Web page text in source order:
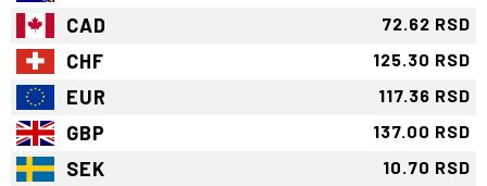
CAD 72.62 RSD
CHF 125.30 RSD
EUR 117.36 RSD
GBP 137.00 RSD
SEK 10.70 RSD